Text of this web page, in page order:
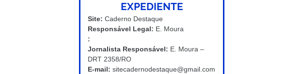
EXPEDIENTE
Site: Caderno Destaque
Responsável Legal: E. Moura
:
Jornalista Responsável: E. Moura –
DRT 2358/RO
E-mail: sitecadernodestaque@gmail.com